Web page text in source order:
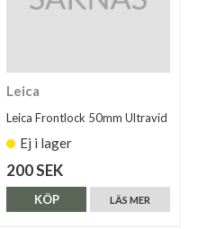
Leica
Leica Frontlock 50mm Ultravid
Ej i lager
200 SEK
LÄS MER
KÖP